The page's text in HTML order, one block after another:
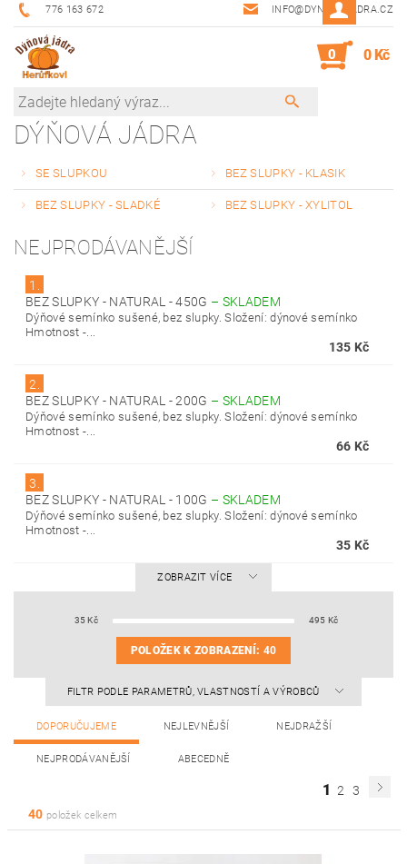
776 163 672 INFO@DYNOVAJADRA.CZ
0 0 Kč
DÝŇOVÁ JÁDRA
SE SLUPKOU BEZ SLUPKY - KLASIK
BEZ SLUPKY - SLADKÉ BEZ SLUPKY - XYLITOL
NEJPRODÁVANĚJŠÍ
1.
BEZ SLUPKY - NATURAL - 450G – SKLADEM
Dýňové semínko sušené, bez slupky. Složení: dýnové semínko
Hmotnost -...
135 Kč
2.
BEZ SLUPKY - NATURAL - 200G – SKLADEM
Dýňové semínko sušené, bez slupky. Složení: dýnové semínko
Hmotnost -...
66 Kč
3.
BEZ SLUPKY - NATURAL - 100G – SKLADEM
Dýňové semínko sušené, bez slupky. Složení: dýnové semínko
Hmotnost -...
35 Kč
ZOBRAZIT VÍCE
35Kč 495 Kč
POLOŽEK K ZOBRAZENÍ: 40
FILTR PODLE PARAMETRŮ, VLASTNOSTÍ A VÝROBCŮ
DOPORUČUJEME NEJLEVNĚJŠÍ NEJDRAŽŠÍ
NEJPRODÁVANĚJŠÍ ABECEDNĚ
1 2
3
40 položek celkem